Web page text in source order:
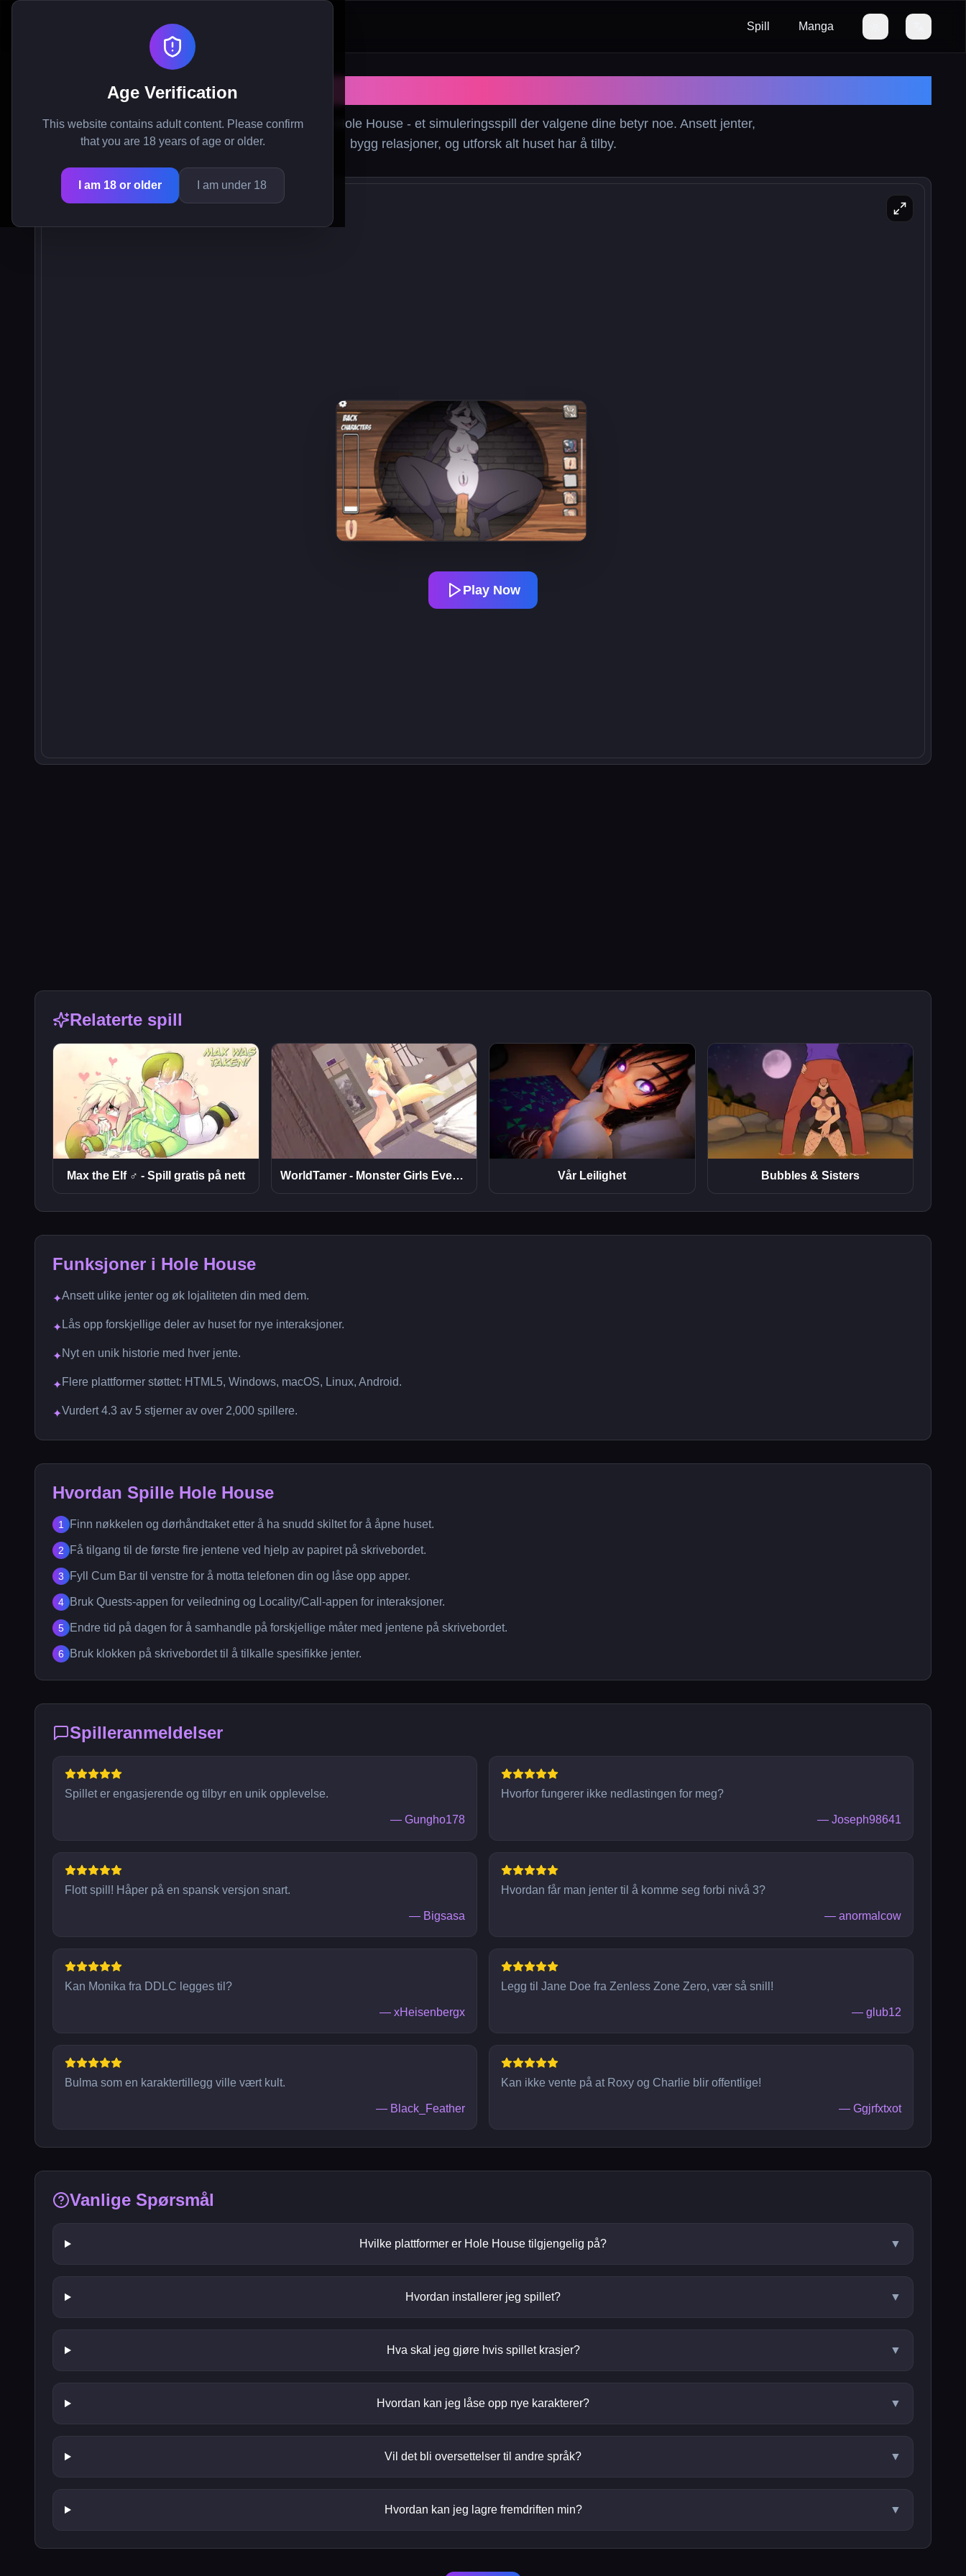
Age Verification
This website contains adult content. Please confirm
that you are 18 years of age or older.
I am 18 or older I am under 18
My Femboy Roommate Spill Manga
Oppdag verdenen av Hole House - et simuleringsspill der valgene dine betyr noe. Ansett jenter,
bygg relasjoner, og utforsk alt huset har å tilby.
Play Now
Relaterte spill
Max the Elf ♂ - Spill gratis på nett WorldTamer - Monster Girls Eventyrspill Vår Leilighet Bubbles & Sisters
Funksjoner i Hole House
✦Ansett ulike jenter og øk lojaliteten din med dem.
✦ Lås opp forskjellige deler av huset for nye interaksjoner.
✦Nyt en unik historie med hver jente.
✦Flere plattformer støttet: HTML5, Windows, macOS, Linux, Android.
✦Vurdert 4.3 av 5 stjerner av over 2,000 spillere.
Hvordan Spille Hole House
1 Finn nøkkelen og dørhåndtaket etter å ha snudd skiltet for å åpne huset.
2 Få tilgang til de første fire jentene ved hjelp av papiret på skrivebordet.
3 Fyll Cum Bar til venstre for å motta telefonen din og låse opp apper.
4 Bruk Quests-appen for veiledning og Locality/Call-appen for interaksjoner.
5 Endre tid på dagen for å samhandle på forskjellige måter med jentene på skrivebordet.
6 Bruk klokken på skrivebordet til å tilkalle spesifikke jenter.
Spilleranmeldelser
Spillet er engasjerende og tilbyr en unik opplevelse.
— Gungho178
Hvorfor fungerer ikke nedlastingen for meg?
— Joseph98641
Flott spill! Håper på en spansk versjon snart.
— Bigsasa
Hvordan får man jenter til å komme seg forbi nivå 3?
— anormalcow
Kan Monika fra DDLC legges til?
— xHeisenbergx
Legg til Jane Doe fra Zenless Zone Zero, vær så snill!
— glub12
Bulma som en karaktertillegg ville vært kult.
— Black_Feather
Kan ikke vente på at Roxy og Charlie blir offentlige!
— Ggjrfxtxot
Vanlige Spørsmål
Hvilke plattformer er Hole House tilgjengelig på? ▼
Hvordan installerer jeg spillet? ▼
Hva skal jeg gjøre hvis spillet krasjer? ▼
Hvordan kan jeg låse opp nye karakterer? ▼
Vil det bli oversettelser til andre språk? ▼
Hvordan kan jeg lagre fremdriften min? ▼